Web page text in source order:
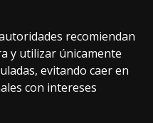
recomiendan
y utilizar únicamente
evitando caer en
con intereses